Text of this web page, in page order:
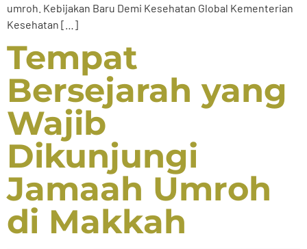
umroh. Kebijakan Baru Demi Kesehatan Global Kementerian
Kesehatan […]
Tempat
Bersejarah yang
Wajib
Dikunjungi
Jamaah Umroh
di Makkah